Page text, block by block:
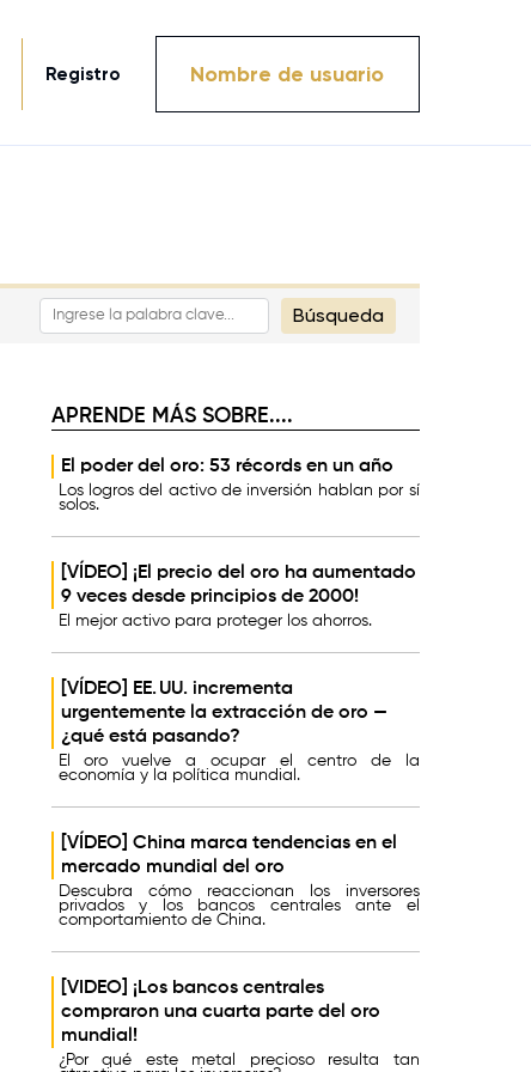
Registro Nombre de usuario
Búsqueda
APRENDE MÁS SOBRE....
El poder del oro: 53 récords en un año
Los logros del activo de inversión hablan por sí
solos.
[VÍDEO] ¡El precio del oro ha aumentado
9 veces desde principios de 2000!
El mejor activo para proteger los ahorros.
[VÍDEO] EE. UU. incrementa
urgentemente la extracción de oro —
¿qué está pasando?
El oro vuelve a ocupar el centro de la
economía y la política mundial.
[VÍDEO] China marca tendencias en el
mercado mundial del oro
Descubra cómo reaccionan los inversores
privados y los bancos centrales ante el
comportamiento de China.
[VIDEO] ¡Los bancos centrales
compraron una cuarta parte del oro
mundial!
¿Por qué este metal precioso resulta tan